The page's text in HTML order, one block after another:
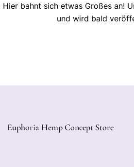
Hier bahnt sich etwas Großes an!
und wird bald
Euphoria Hemp Concept Store